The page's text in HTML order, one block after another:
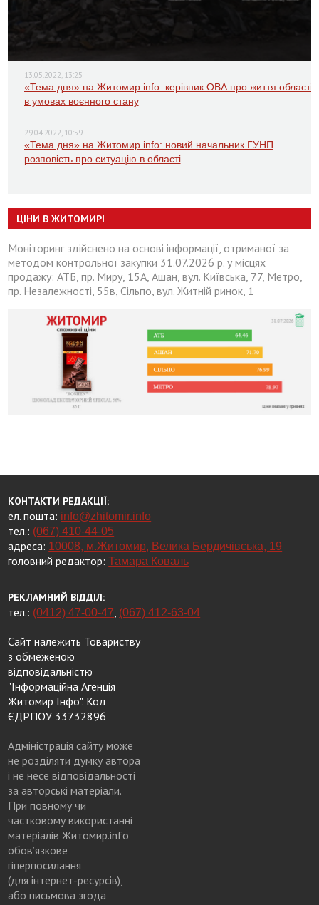
13.05.2022, 13:25
«Тема дня» на Житомир.info: керівник ОВА про життя області
в умовах воєнного стану
29.04.2022, 10:59
«Тема дня» на Житомир.info: новий начальник ГУНП
розповість про ситуацію в області
ЦІНИ В ЖИТОМИРІ
Моніторинг здійснено на основі інформації, отриманої за
методом контрольної закупки 31.07.2026 р. у місцях
продажу: АТБ, пр. Миру, 15А, Ашан, вул. Київська, 77, Метро,
пр. Незалежності, 55в, Сільпо, вул. Житній ринок, 1
КОНТАКТИ РЕДАКЦІЇ:
ел. пошта: info@zhitomir.info
тел.: (067) 410-44-05
адреса: 10008, м.Житомир, Велика Бердичівська, 19
головний редактор:Тамара Коваль
РЕКЛАМНИЙ ВІДДІЛ:
тел.: (0412) 47-00-47, (067) 412-63-04
Сайт належить Товариству
з обмеженою
відповідальністю
"Інформаційна Агенція
Житомир Інфо". Код
ЄДРПОУ 33732896
Адміністрація сайту може
не розділяти думку автора
і не несе відповідальності
за авторські матеріали.
При повному чи
частковому використанні
матеріалів Житомир.info
обов’язкове
гіперпосилання
(для інтернет-ресурсів),
або письмова згода